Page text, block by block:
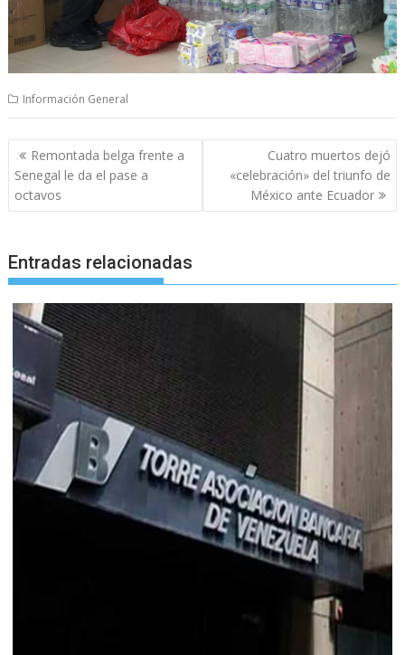
Información General
Navegación
de
entradas
Remontada belga frente a
Senegal le da el pase a
octavos
Cuatro muertos dejó
«celebración» del triunfo de
México ante Ecuador
Entradas relacionadas